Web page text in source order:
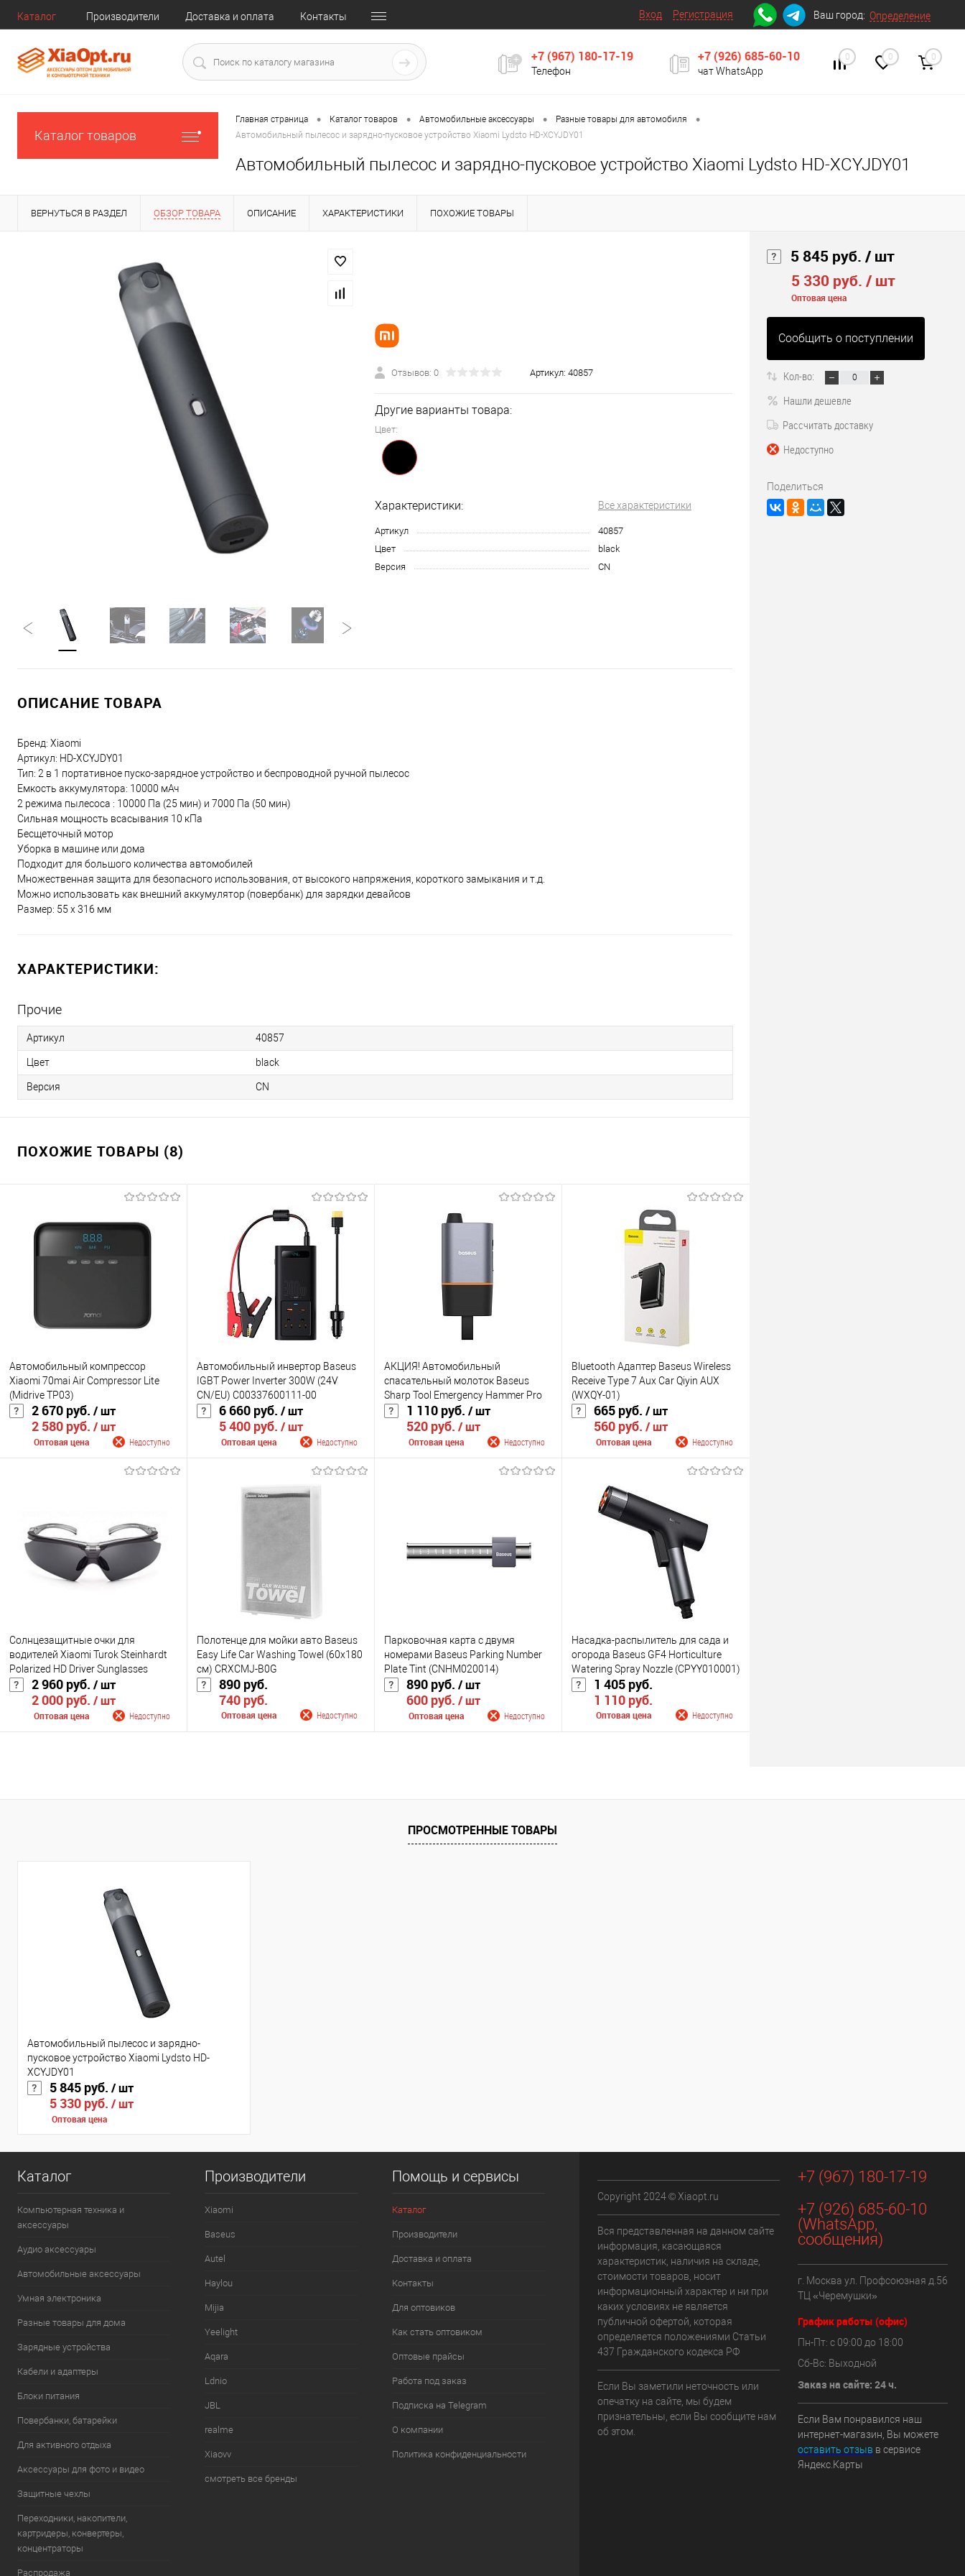
Каталог Производители Доставка и оплата Контакты Вход Регистрация Ваш город: Определение
+7 (967) 180-17-19
Телефон
+7 (926) 685-60-10
чат WhatsApp
0 0 0
Каталог товаров
Главная страница • Каталог товаров • Автомобильные аксессуары • Разные товары для автомобиля •
Автомобильный пылесос и зарядно-пусковое устройство Xiaomi Lydsto HD-XCYJDY01
Автомобильный пылесос и зарядно-пусковое устройство Xiaomi Lydsto HD-XCYJDY01
ВЕРНУТЬСЯ В РАЗДЕЛ ОБЗОР ТОВАРА ОПИСАНИЕ ХАРАКТЕРИСТИКИ ПОХОЖИЕ ТОВАРЫ
Отзывов: 0 Артикул: 40857
Другие варианты товара:
Цвет:
Характеристики: Все характеристики
Артикул
40857
Цвет
black
Версия
CN
ОПИСАНИЕ ТОВАРА
Бренд: Xiaomi
Артикул: HD-XCYJDY01
Тип: 2 в 1 портативное пуско-зарядное устройство и беспроводной ручной пылесос
Емкость аккумулятора: 10000 мАч
2 режима пылесоса : 10000 Па (25 мин) и 7000 Па (50 мин)
Сильная мощность всасывания 10 кПа
Бесщеточный мотор
Уборка в машине или дома
Подходит для большого количества автомобилей
Множественная защита для безопасного использования, от высокого напряжения, короткого замыкания и т.д.
Можно использовать как внешний аккумулятор (повербанк) для зарядки девайсов
Размер: 55 x 316 мм
ХАРАКТЕРИСТИКИ:
Прочие
Артикул 40857
Цвет black
Версия CN
ПОХОЖИЕ ТОВАРЫ (8)
Автомобильный компрессор
Xiaomi 70mai Air Compressor Lite
(Midrive TP03)
2 670 руб. / шт
2 580 руб. / шт
Оптовая цена Недоступно
К сравнению
В избранное
Недоступно
Автомобильный инвертор Baseus
IGBT Power Inverter 300W (24V
CN/EU) C00337600111-00
6 660 руб. / шт
5 400 руб. / шт
Оптовая цена Недоступно
АКЦИЯ! Автомобильный
спасательный молоток Baseus
Sharp Tool Emergency Hammer Pro
Cluster (C10934401111-00)
1 110 руб. / шт
520 руб. / шт
Оптовая цена Недоступно
В избранное
Недоступно
Bluetooth Адаптер Baseus Wireless
Receive Type 7 Aux Car Qiyin AUX
(WXQY-01)
665 руб. / шт
560 руб. / шт
Оптовая цена Недоступно
Сообщить о поступлении
К сравнению
Недоступно
Солнцезащитные очки для
водителей Xiaomi Turok Steinhardt
Polarized HD Driver Sunglasses
UV400 (GTR002-5020)
2 960 руб. / шт
2 000 руб. / шт
Оптовая цена Недоступно
Полотенце для мойки авто Baseus
Easy Life Car Washing Towel (60x180
см) CRXCMJ-B0G
890 руб.
740 руб.
Оптовая цена Недоступно
Парковочная карта с двумя
номерами Baseus Parking Number
Plate Tint (CNHM020014)
890 руб. / шт
600 руб. / шт
Оптовая цена Недоступно
Насадка-распылитель для сада и
огорода Baseus GF4 Horticulture
Watering Spray Nozzle (CPYY010001)
1 405 руб.
1 110 руб.
Оптовая цена Недоступно
5 845 руб. / шт
5 330 руб. / шт
Оптовая цена
Сообщить о поступлении
Кол-во:
Нашли дешевле
Рассчитать доставку
Недоступно
Поделиться
ПРОСМОТРЕННЫЕ ТОВАРЫ
Автомобильный пылесос и зарядно-
пусковое устройство Xiaomi Lydsto HD-
XCYJDY01
5 845 руб. / шт
5 330 руб. / шт
Оптовая цена
Каталог
Компьютерная техника и
аксессуары
Аудио аксессуары
Автомобильные аксессуары
Умная электроника
Разные товары для дома
Зарядные устройства
Кабели и адаптеры
Блоки питания
Повербанки, батарейки
Для активного отдыха
Аксессуары для фото и видео
Защитные чехлы
Переходники, накопители,
картридеры, конвертеры,
концентраторы
Распродажа
Производители
Xiaomi
Baseus
Autel
Haylou
Mijia
Yeelight
Aqara
Ldnio
JBL
realme
Xiaovv
смотреть все бренды
Помощь и сервисы
Каталог
Производители
Доставка и оплата
Контакты
Для оптовиков
Как стать оптовиком
Оптовые прайсы
Работа под заказ
Подписка на Telegram
О компании
Политика конфиденциальности
Copyright 2024 © Xiaopt.ru
Вся представленная на данном сайте
информация, касающаяся
характеристик, наличия на складе,
стоимости товаров, носит
информационный характер и ни при
каких условиях не является
публичной офертой, которая
определяется положениями Статьи
437 Гражданского кодекса РФ
Если Вы заметили неточность или
опечатку на сайте, мы будем
признательны, если Вы сообщите нам
об этом.
+7 (967) 180-17-19
+7 (926) 685-60-10
(WhatsApp,
сообщения)
г. Москва ул. Профсоюзная д.56
ТЦ «Черемушки»
График работы (офис)
Пн-Пт: с 09:00 до 18:00
Сб-Вс: Выходной
Заказ на сайте: 24 ч.
Если Вам понравился наш
интернет-магазин, Вы можете
оставить отзыв в сервисе
Яндекс.Карты